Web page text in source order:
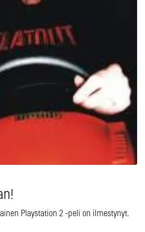
Playstation 2 -peli on ilmestynyt.